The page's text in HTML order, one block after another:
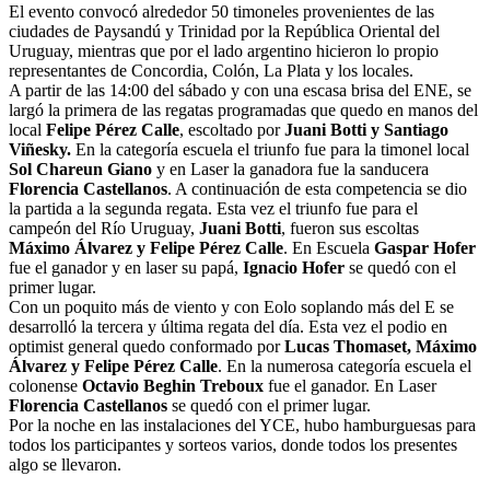
El evento convocó alrededor 50 timoneles provenientes de las
ciudades de Paysandú y Trinidad por la República Oriental del
Uruguay, mientras que por el lado argentino hicieron lo propio
representantes de Concordia, Colón, La Plata y los locales.
A partir de las 14:00 del sábado y con una escasa brisa del ENE, se
largó la primera de las regatas programadas que quedo en manos del
local Felipe Pérez Calle, escoltado porJuani Botti y Santiago
Viñesky. En la categoría escuela el triunfo fue para la timonel local
Sol Chareun Giano y en Laser la ganadora fue la sanducera
Florencia Castellanos. A continuación de esta competencia se dio
la partida a la segunda regata. Esta vez el triunfo fue para el
campeón del Río Uruguay, Juani Botti, fueron sus escoltas
Máximo Álvarez y Felipe Pérez Calle. En Escuela Gaspar Hofer
fue el ganador y en laser su papá, Ignacio Hofer se quedó con el
primer lugar.
Con un poquito más de viento y con Eolo soplando más del E se
desarrolló la tercera y última regata del día. Esta vez el podio en
optimist general quedo conformado porLucas Thomaset, Máximo
Álvarez y Felipe Pérez Calle. En la numerosa categoría escuela el
colonense Octavio Beghin Treboux fue el ganador. En Laser
Florencia Castellanos se quedó con el primer lugar.
Por la noche en las instalaciones del YCE, hubo hamburguesas para
todos los participantes y sorteos varios, donde todos los presentes
algo se llevaron.